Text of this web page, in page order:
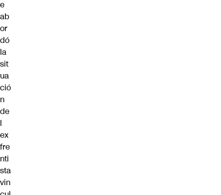
e
ab
or
dó
la
sit
ua
ció
n
de
l
ex
fre
nti
sta
vin